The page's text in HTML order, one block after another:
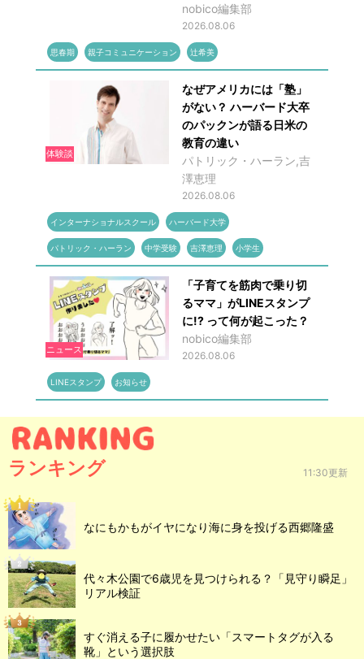
nobico編集部
2026.08.06
思春期 親子コミュニケーション 辻希美
体験談
なぜアメリカには「塾」
がない？ ハーバード大卒
のパックンが語る日米の
教育の違い
パトリック・ハーラン,吉
澤恵理
2026.08.06
インターナショナルスクール ハーバード大学
パトリック・ハーラン 中学受験 吉澤恵理 小学生
ニュース
「子育てを筋肉で乗り切
るママ」がLINEスタンプ
に!? って何が起こった？
nobico編集部
2026.08.06
LINEスタンプ お知らせ
ランキング 11:30更新
なにもかもがイヤになり海に身を投げる西郷隆盛
代々木公園で6歳児を見つけられる？「見守り瞬足」
リアル検証
すぐ消える子に履かせたい「スマートタグが入る
靴」という選択肢